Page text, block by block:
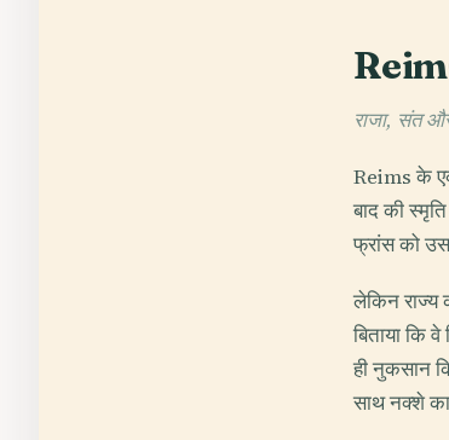
राजा, संत
Reims के
बाद की
फ्रांस को
लेकिन राज्य
बिताया
ही नुकसान
साथ नक्शे